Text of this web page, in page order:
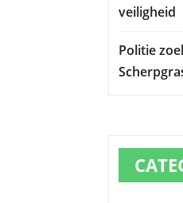
veiligheid
Politie